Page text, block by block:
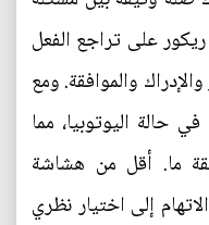
على تراجع الفعل
والموافقة. ومع
حالة اليوتوبيا، مما
ما. أقل من هشاشة
إلى اختيار نظري